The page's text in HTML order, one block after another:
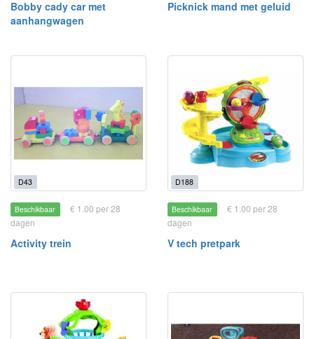
Bobby cady car met
aanhangwagen
Picknick mand met geluid
D43
Beschikbaar
€ 1.00 per 28
dagen
Activity trein
D188
Beschikbaar
€ 1.00 per 28
dagen
V tech pretpark